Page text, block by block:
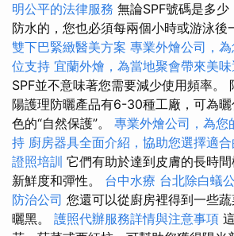
明公平的法律服務 無論SPF號碼是多
防水的，您也必須每兩個小時或游泳後
雙下巴緊緻醫美方案 專業外燴公司，
位支持 宜蘭外燴，為當地聚會帶來美
SPF並不意味著您需要減少使用頻率。
陽護理防曬產品有6-30種工廠，可為
色的“自然保護”。 專業外燴公司，為您
持 廚房器具全面介紹，協助您選擇適
證照培訓 它們有助於達到皮膚的長時
新鮮度和彈性。 台中水療 台北除白蟻
防治公司 您還可以從廚房裡得到一些
曬黑。 護照代辦服務詳情與注意事項